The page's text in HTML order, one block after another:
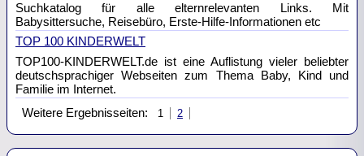
Suchkatalog für alle elternrelevanten Links. Mit
Babysittersuche, Reisebüro, Erste-Hilfe-Informationen etc
TOP 100 KINDERWELT
TOP100-KINDERWELT.de ist eine Auflistung vieler beliebter
deutschsprachiger Webseiten zum Thema Baby, Kind und
Familie im Internet.
Weitere Ergebnisseiten:
1 2